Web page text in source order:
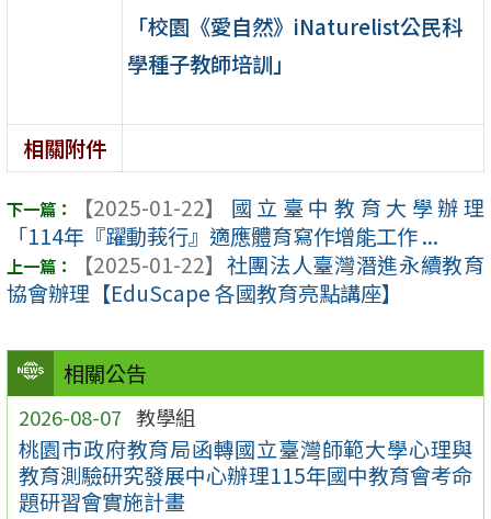
相關公告
2026-08-07 教學組
桃園市政府教育局函轉國立臺灣師範大學心理與
教育測驗研究發展中心辦理115年國中教育會考命
題研習會實施計畫
「校園《愛自然》iNaturelist公民科
學種子教師培訓」
相關附件
【2025-01-22】
國立臺中教育大學辦理
「114年『躍動莪行』適應體育寫作增能工作 ...
【2025-01-22】 社團法人臺灣潛進永續教育
協會辦理【EduScape 各國教育亮點講座】